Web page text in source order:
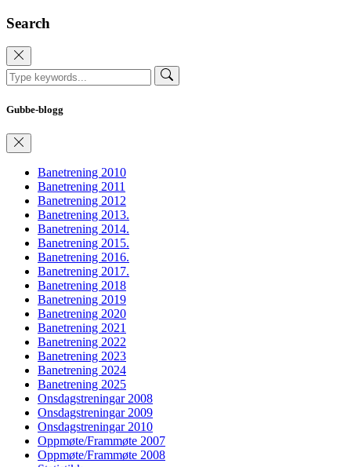
Search
Gubbe-blogg
Banetrening 2010
Banetrening 2011
Banetrening 2012
Banetrening 2013.
Banetrening 2014.
Banetrening 2015.
Banetrening 2016.
Banetrening 2017.
Banetrening 2018
Banetrening 2019
Banetrening 2020
Banetrening 2021
Banetrening 2022
Banetrening 2023
Banetrening 2024
Banetrening 2025
Onsdagstreningar 2008
Onsdagstreningar 2009
Onsdagstreningar 2010
Oppmøte/Frammøte 2007
Oppmøte/Frammøte 2008